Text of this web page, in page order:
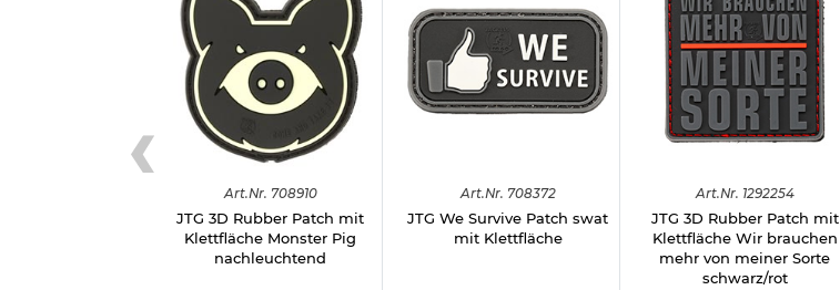
Art.Nr. 708910
JTG 3D Rubber Patch mit
Klettfläche Monster Pig
nachleuchtend
Art.Nr. 708372
JTG We Survive Patch swat
mit Klettfläche
Art.Nr. 1292254
JTG 3D Rubber Patch mit
Klettfläche Wir brauchen
mehr von meiner Sorte
schwarz/rot